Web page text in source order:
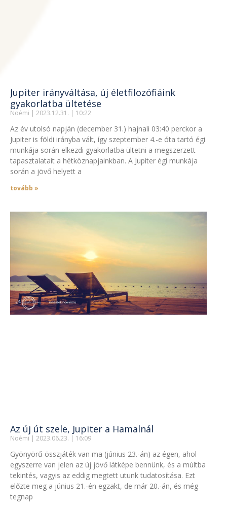
Jupiter irányváltása, új életfilozófiáink
gyakorlatba ültetése
Noémi 2023.12.31. 10:22
Az év utolsó napján (december 31.) hajnali 03:40 perckor a
Jupiter is földi irányba vált, így szeptember 4.-e óta tartó égi
munkája során elkezdi gyakorlatba ültetni a megszerzett
tapasztalatait a hétköznapjainkban. A Jupiter égi munkája
során a jövő helyett a
tovább »
Az új út szele, Jupiter a Hamalnál
Noémi 2023.06.23. 16:09
Gyönyörű összjáték van ma (június 23.-án) az égen, ahol
egyszerre van jelen az új jövő látképe bennünk, és a múltba
tekintés, vagyis az eddig megtett utunk tudatosítása. Ezt
előzte meg a június 21.-én egzakt, de már 20.-án, és még
tegnap